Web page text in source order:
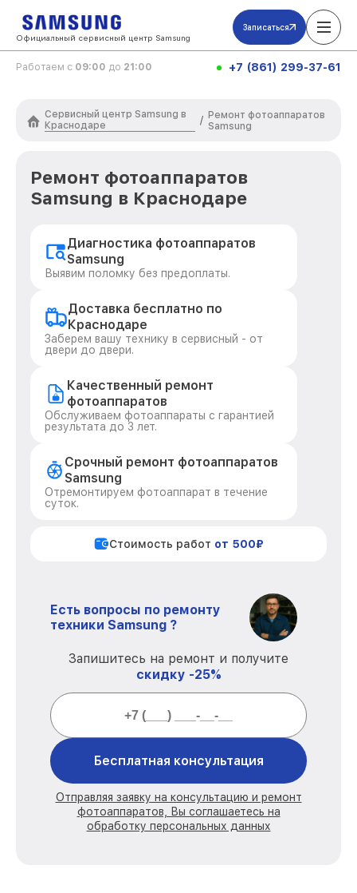
Официальный сервисный центр Samsung
Записаться
Работаем с 09:00 до 21:00 +7 (861) 299-37-61
Сервисный центр Samsung в
Краснодаре
/ Ремонт фотоаппаратов
Samsung
Ремонт фотоаппаратов
Samsung в Краснодаре
Диагностика фотоаппаратов
Samsung
Выявим поломку без предоплаты.
Доставка бесплатно по
Краснодаре
Заберем вашу технику в сервисный - от
двери до двери.
Качественный ремонт
фотоаппаратов
Обслуживаем фотоаппараты с гарантией
результата до 3 лет.
Срочный ремонт фотоаппаратов
Samsung
Отремонтируем фотоаппарат в течение
суток.
Стоимость работ от 500₽
Есть вопросы по ремонту
техники Samsung ?
Запишитесь на ремонт и получите
скидку -25%
Бесплатная консультация
Отправляя заявку на консультацию и ремонт
фотоаппаратов, Вы соглашаетесь на
обработку персональных данных